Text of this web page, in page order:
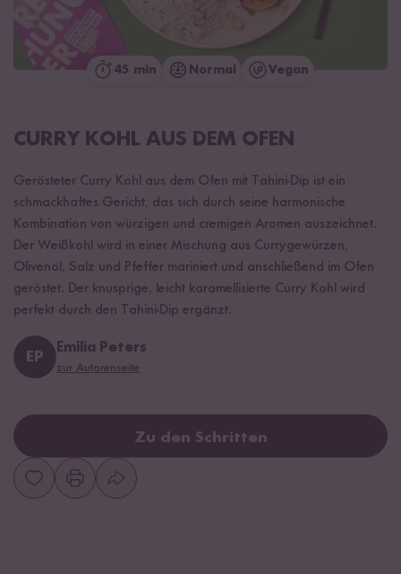
45 min Normal Vegan
CURRY KOHL AUS DEM OFEN
Gerösteter Curry Kohl aus dem Ofen mit Tahini-Dip ist ein
schmackhaftes Gericht, das sich durch seine harmonische
Kombination von würzigen und cremigen Aromen auszeichnet.
Der Weißkohl wird in einer Mischung aus Currygewürzen,
Olivenöl, Salz und Pfeffer mariniert und anschließend im Ofen
geröstet. Der knusprige, leicht karamellisierte Curry Kohl wird
perfekt durch den Tahini-Dip ergänzt.
EP
Emilia Peters
zur Autorenseite
Zu den Schritten